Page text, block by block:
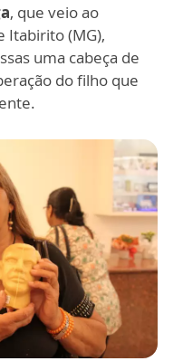
, que veio ao
Itabirito (MG),
uma cabeça de
do filho que